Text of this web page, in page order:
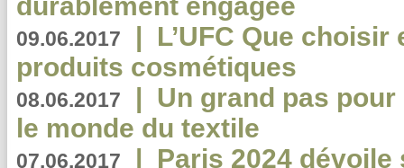
09.06.2017 | L’UFC Que
produits cosmétiques
08.06.2017 | Un grand pas
le monde du textile
07.06.2017 | Paris 2024